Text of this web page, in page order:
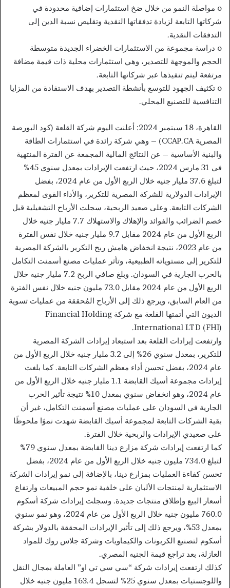
o مواصلة النمو من خلال ضخ استثمارات إضافية محدودة في
شركاتها التابعة لزيادة تدفقاتها النقدية وتقليص نسبة الدين إلى
التدفقات النقدية.
o دراسة مجموعة من الاستثمارات الخضراء الجديدة متوسطة
الحجم والموجهة للتصدير، وهي استثمارات محلية ذات قيمة مضافة
مرتفعة ليتم تنفيذها عبر شركاتها التابعة.
o تكثيف الجهود للتوسع بأنشطة التصدير بهدف الاستفادة من المزايا
التنافسية للتصنيع المحلي.
القاهرة، 18 سبتمبر 2024: أعلنت اليوم شركة القلعة (كود البورصة
المصرية CCAP.CA) – وهي شركة رائدة في استثمارات الطاقة
والبنية الأساسية – عن النتائج المالية المجمعة عن الفترة المنتهية
في 31 مارس 2024، حيث ارتفعت الإيرادات بمعدل سنوي 45%
لتبلغ 37.6 مليار جنيه خلال الربع الأول من عام 2024، بفضل
الإيرادات الدولارية للشركة المصرية للتكرير، والأداء القوى لمعظم
الشركات التابعة. وعلى صعيد الربحية، سجلت الأرباح التشغيلية قبل
خصم الضرائب والفوائد والإهلاك والاستهلاك 7.7 مليار جنيه خلال
الربع الأول من عام 2024 مقابل 9.7 مليار جنيه خلال نفس الفترة
من عام 2023، نتيجة انخفاض هامش ربح التكرير بالشركة المصرية
للتكرير إلى مستوياته الطبيعية، وتأثر عمليات مصنع أسمنت التكامل
بالحرب الجارية في السودان. وبلغ صافي الربح 7.2 مليار جنيه خلال
الربع الأول من عام 2024 مقابل 73.0 مليون جنيه خلال نفس الفترة
من العام السابق، ويرجع ذلك إلى الأرباح المُحققة من عمليات تسوية
الديون التي أتمتها القلعة مع شركة Financial Holding
International LTD (FHI).
وارتفعت إيرادات القلعة بعد استبعاد إيرادات الشركة المصرية
للتكرير، بمعدل سنوي 26% إلى 3.2 مليار جنيه خلال الربع الأول من
عام 2024، بفضل تحسن أداء معظم الشركات التابعة. كما بلغت
إيرادات مجموعة أسيك القابضة 1.1 مليار جنيه خلال الربع الأول من
عام 2024، وهو انخفاض سنوي بمعدل 10% نتيجة تأثير الحرب
الجارية في السودان على عمليات مصنع أسمنت التكامل، غير أن
بقية الشركات التابعة لمجموعة أسيك القابضة شهدت نموًا ملحوظًا
على صعيدي الإيرادات والربحية خلال الفترة.
كما ارتفعت إيرادات شركة مزارع دينا القابضة بمعدل سنوي 79%
لتبلغ 734.0 مليون جنيه خلال الربع الأول من عام 2024، بفضل
تحسن كفاءة العمليات بمزارع دينا، بالإضافة إلى نمو إيرادات الشركة
الاستثمارية لمنتجات الألبان على خلفية نمو حجم المبيعات وارتفاع
أسعار البيع وإطلاق منتجات جديدة. وسجلت إيرادات شركة أسكوم
760.0 مليون جنيه خلال الربع الأول من عام 2024، وهو نمو سنوي
بمعدل 53%، ويرجع ذلك إلى تأثير الإيرادات المحققة بالدولار بشركة
أسكوم لتصنيع الكربونات والكيماويات وشركة جلاس روك للمواد
العازلة، بعد تراجع قيمة الجنيه المصري.
كذلك ارتفعت إيرادات شركة “سي سي تي او” العاملة بمجال النقل
واللوجستيات بمعدل سنوي 25% لتسجل 163.4 مليون جنيه خلال